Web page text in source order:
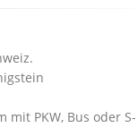
mit PKW, Bus oder